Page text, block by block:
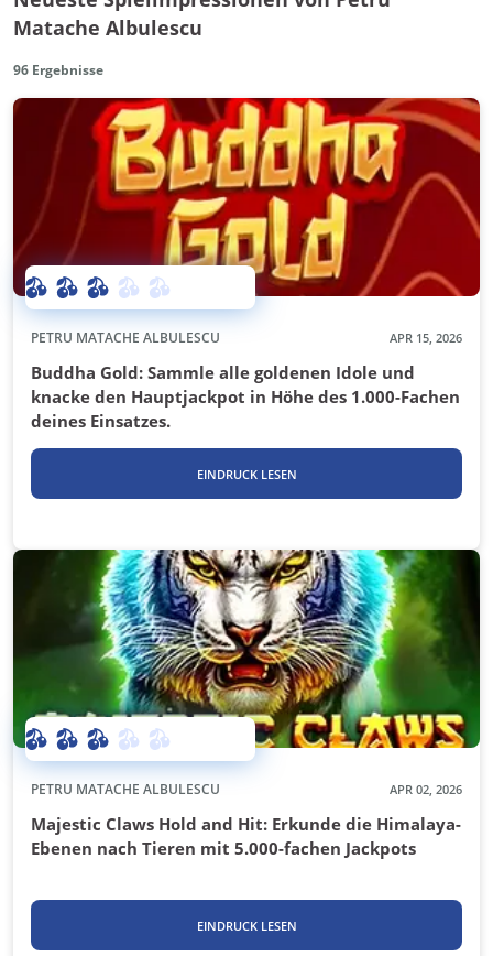
Matache Albulescu
96 Ergebnisse
PETRU MATACHE ALBULESCU APR 15, 2026
Buddha Gold: Sammle alle goldenen Idole und
knacke den Hauptjackpot in Höhe des 1.000-Fachen
deines Einsatzes.
EINDRUCK LESEN
PETRU MATACHE ALBULESCU APR 02, 2026
Majestic Claws Hold and Hit: Erkunde die Himalaya-
Ebenen nach Tieren mit 5.000-fachen Jackpots
EINDRUCK LESEN